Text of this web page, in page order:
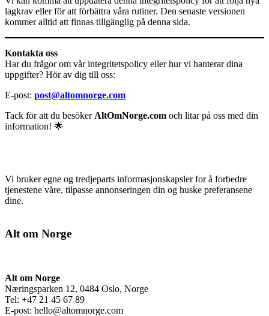
lagkrav eller för att förbättra våra rutiner. Den senaste versionen
kommer alltid att finnas tillgänglig på denna sida.
Kontakta oss
Har du frågor om vår integritetspolicy eller hur vi hanterar dina
uppgifter? Hör av dig till oss:
E-post: post@altomnorge.com
Tack för att du besöker AltOmNorge.com och litar på oss med din
information! 🌟
Vi bruker egne og tredjeparts informasjonskapsler for å forbedre
tjenestene våre, tilpasse annonseringen din og huske preferansene
dine.
Alt om Norge
Alt om Norge
Næringsparken 12, 0484 Oslo, Norge
Tel: +47 21 45 67 89
E-post: hello@altomnorge.com